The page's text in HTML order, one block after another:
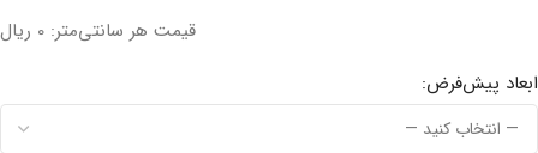
قیمت هر سانتی‌متر: 0 ریال
ابعاد پیش‌فرض: